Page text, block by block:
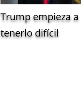
Trump empieza a
tenerlo difícil